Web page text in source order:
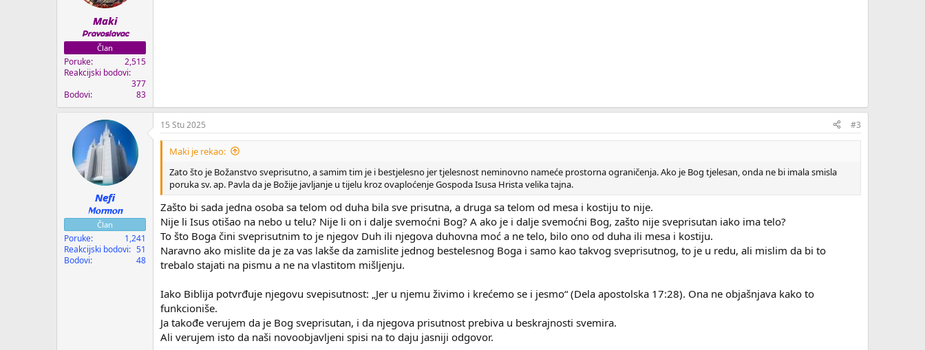
Maki
Pravoslavac
Član
Poruke
2,515
Reakcijski bodovi
377
Bodovi
83
Nefi
Mormon
Član
Poruke
1,241
Reakcijski bodovi
51
Bodovi
48
15 Stu 2025 #3
Maki je rekao:
Zato što je Božanstvo sveprisutno, a samim tim je i bestjelesno jer tjelesnost neminovno nameće prostorna ograničenja. Ako je Bog tjelesan, onda ne bi imala smisla
poruka sv. ap. Pavla da je Božije javljanje u tijelu kroz ovaploćenje Gospoda Isusa Hrista velika tajna.
Zašto bi sada jedna osoba sa telom od duha bila sve prisutna, a druga sa telom od mesa i kostiju to nije.
Nije li Isus otišao na nebo u telu? Nije li on i dalje svemoćni Bog? A ako je i dalje svemoćni Bog, zašto nije sveprisutan iako ima telo?
To što Boga čini sveprisutnim to je njegov Duh ili njegova duhovna moć a ne telo, bilo ono od duha ili mesa i kostiju.
Naravno ako mislite da je za vas lakše da zamislite jednog bestelesnog Boga i samo kao takvog sveprisutnog, to je u redu, ali mislim da bi to
trebalo stajati na pismu a ne na vlastitom mišljenju.
Iako Biblija potvrđuje njegovu svepisutnost: „Jer u njemu živimo i krećemo se i jesmo“ (Dela apostolska 17:28). Ona ne objašnjava kako to
funkcioniše.
Ja takođe verujem da je Bog sveprisutan, i da njegova prisutnost prebiva u beskrajnosti svemira.
Ali verujem isto da naši novoobjavljeni spisi na to daju jasniji odgovor.